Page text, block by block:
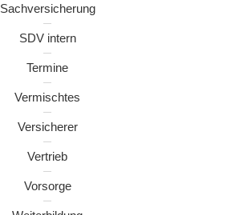
Sachversicherung
SDV intern
Termine
Vermischtes
Versicherer
Vertrieb
Vorsorge